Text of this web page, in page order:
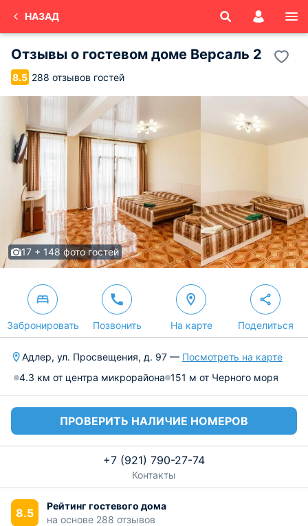
НАЗАД
Отзывы о гостевом доме Версаль 2
8.5 288 отзывов гостей
17 + 148 фото гостей
Забронировать Позвонить На карте Поделиться
Адлер, ул. Просвещения, д. 97 — Посмотреть на карте
4.3 км от центра микрорайона 151 м от Черного моря
ПРОВЕРИТЬ НАЛИЧИЕ НОМЕРОВ
+7 (921) 790-27-74
Контакты
8.5
Рейтинг гостевого дома
на основе 288 отзывов